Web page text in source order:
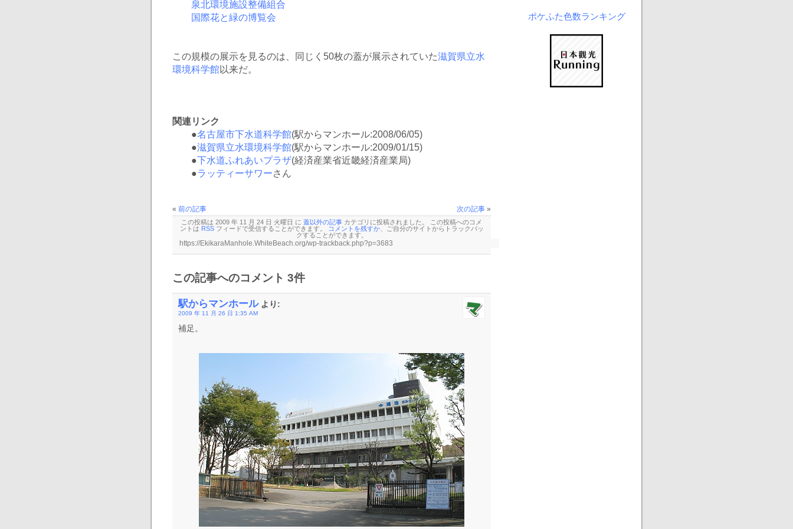
泉北環境施設整備組合
国際花と緑の博覧会
この規模の展示を見るのは、同じく50枚の蓋が展示されていた滋賀県立水
環境科学館以来だ。
関連リンク
●名古屋市下水道科学館(駅からマンホール:2008/06/05)
●滋賀県立水環境科学館(駅からマンホール:2009/01/15)
●下水道ふれあいプラザ(経済産業省近畿経済産業局)
●ラッティーサワーさん
« 前の記事 次の記事 »
この投稿は 2009 年 11 月 24 日 火曜日 に 蓋以外の記事 カテゴリに投稿されました。 この投稿へのコメ
ントは RSSフィードで受信することができます。 コメントを残すか、ご自分のサイトから トラックバッ
クすることができます。
この記事へのコメント 3件
駅からマンホールより:
2009 年 11 月 26 日 1:35 AM
補足。
ポケふた色数ランキング